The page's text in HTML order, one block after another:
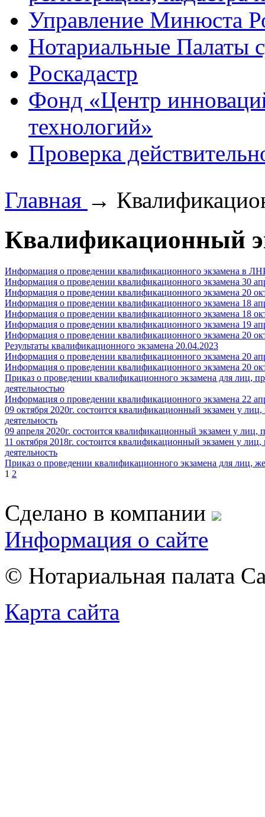
Управление Минюста
Нотариальные Палаты
Роскадастр
Фонд «Центр
технологий»
Проверка
Главная →
Квалификационный
Информация о проведении квалификационного экзамена в
Информация о проведении квалификационного экзамена 30
Информация о проведении квалификационного экзамена 20
Информация о проведении квалификационного экзамена 18
Информация о проведении квалификационного экзамена 18
Информация о проведении квалификационного экзамена 19
Информация о проведении квалификационного экзамена 20
Результаты квалификационного экзамена 20.04.2023
Информация о проведении квалификационного экзамена 20
Информация о проведении квалификационного экзамена 20
Приказ о проведении квалификационного экзамена для лиц,
деятельностью
Информация о проведении квалификационного экзамена 22
09 октября 2020г. состоится квалификационный экзамен у
деятельность
09 апреля 2020г. состоится квалификационный экзамен у
11 октября 2018г. состоится квалификационный экзамен у
деятельность
Приказ о проведении квалификационного экзамена для лиц,
1 2
Сделано в компании
Информация о сайте
© Нотариальная палата
Карта сайта